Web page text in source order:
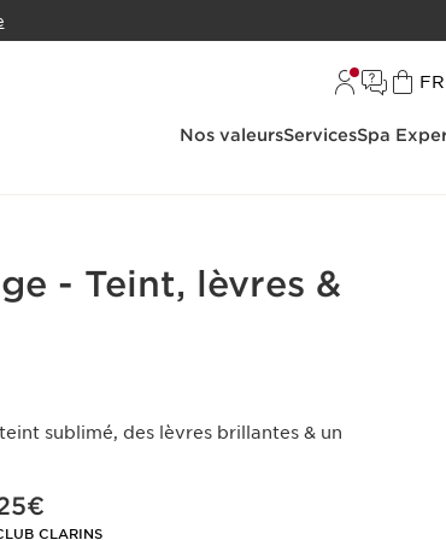
FR
Nos valeursServicesSpa
- Teint, lèvres &
sublimé, des lèvres brillantes & un
65,25€
CLARINS